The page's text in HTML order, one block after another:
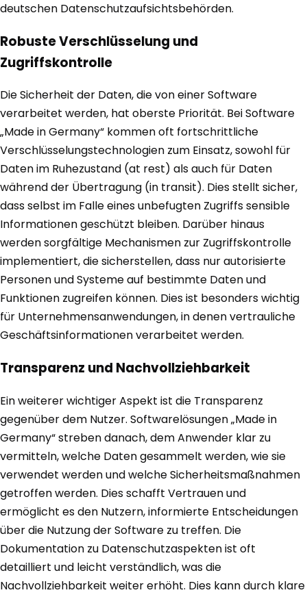
deutschen Datenschutzaufsichtsbehörden.
Robuste Verschlüsselung und
Zugriffskontrolle
Die Sicherheit der Daten, die von einer Software
verarbeitet werden, hat oberste Priorität. Bei Software
„Made in Germany“ kommen oft fortschrittliche
Verschlüsselungstechnologien zum Einsatz, sowohl für
Daten im Ruhezustand (at rest) als auch für Daten
während der Übertragung (in transit). Dies stellt sicher,
dass selbst im Falle eines unbefugten Zugriffs sensible
Informationen geschützt bleiben. Darüber hinaus
werden sorgfältige Mechanismen zur Zugriffskontrolle
implementiert, die sicherstellen, dass nur autorisierte
Personen und Systeme auf bestimmte Daten und
Funktionen zugreifen können. Dies ist besonders wichtig
für Unternehmensanwendungen, in denen vertrauliche
Geschäftsinformationen verarbeitet werden.
Transparenz und Nachvollziehbarkeit
Ein weiterer wichtiger Aspekt ist die Transparenz
gegenüber dem Nutzer. Softwarelösungen „Made in
Germany“ streben danach, dem Anwender klar zu
vermitteln, welche Daten gesammelt werden, wie sie
verwendet werden und welche Sicherheitsmaßnahmen
getroffen werden. Dies schafft Vertrauen und
ermöglicht es den Nutzern, informierte Entscheidungen
über die Nutzung der Software zu treffen. Die
Dokumentation zu Datenschutzaspekten ist oft
detailliert und leicht verständlich, was die
Nachvollziehbarkeit weiter erhöht. Dies kann durch klare